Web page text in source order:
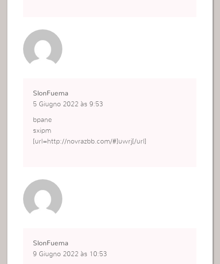
SlonFuema
5 Giugno 2022 às 9:53
bpane
sxipm
[url=http://novrazbb.com/#]uwrj[/url]
SlonFuema
9 Giugno 2022 às 10:53